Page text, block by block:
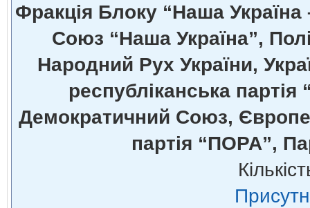
Фракція Блоку “Наша
Союз “Наша Україна”,
Народний Рух України,
республіканська
Демократичний Союз,
партія “ПОРА”,